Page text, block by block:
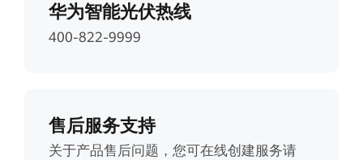
华为智能光伏热线
400-822-9999
售后服务支持
关于产品售后问题，您可在线创建服务请